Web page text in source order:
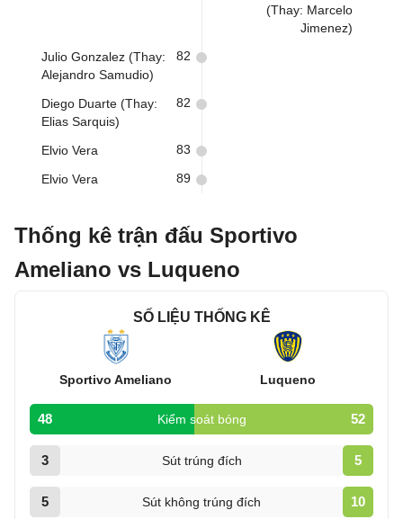
(Thay: Marcelo
Jimenez)
Julio Gonzalez (Thay:
Alejandro Samudio)
82
Diego Duarte (Thay:
Elias Sarquis)
82
Elvio Vera 83
Elvio Vera 89
Thống kê trận đấu Sportivo
Ameliano vs Luqueno
SỐ LIỆU THỐNG KÊ
Sportivo Ameliano Luqueno
48 Kiểm soát bóng 52
3 Sút trúng đích 5
5 Sút không trúng đích 10